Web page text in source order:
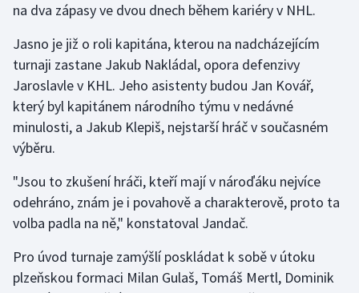
Veslování
Vodní slalom
Volejbal
Ostatní
na dva zápasy ve dvou dnech během kariéry v NHL.
Jasno je již o roli kapitána, kterou na nadcházejícím
turnaji zastane Jakub Nakládal, opora defenzivy
Jaroslavle v KHL. Jeho asistenty budou Jan Kovář,
který byl kapitánem národního týmu v nedávné
minulosti, a Jakub Klepiš, nejstarší hráč v současném
výběru.
"Jsou to zkušení hráči, kteří mají v nároďáku nejvíce
odehráno, znám je i povahově a charakterově, proto ta
volba padla na ně," konstatoval Jandač.
Pro úvod turnaje zamýšlí poskládat k sobě v útoku
plzeňskou formaci Milan Gulaš, Tomáš Mertl, Dominik